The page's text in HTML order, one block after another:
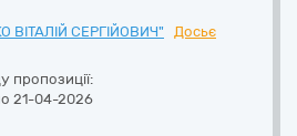
ВІТАЛІЙ СЕРГІЙОВИЧ"
Досьє
пропозиції:
21-04-2026